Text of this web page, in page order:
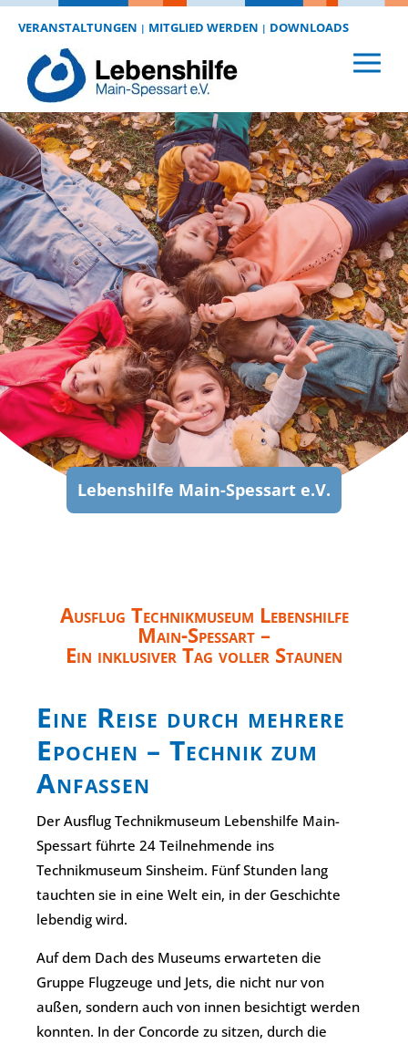
VERANSTALTUNGEN | MITGLIED WERDEN | DOWNLOADS
Lebenshilfe Main-Spessart e.V.
Ausflug Technikmuseum Lebenshilfe
Main-Spessart –
Ein inklusiver Tag voller Staunen
Eine Reise durch mehrere
Epochen – Technik zum
Anfassen
Der Ausflug Technikmuseum Lebenshilfe Main-
Spessart führte 24 Teilnehmende ins
Technikmuseum Sinsheim. Fünf Stunden lang
tauchten sie in eine Welt ein, in der Geschichte
lebendig wird.
Auf dem Dach des Museums erwarteten die
Gruppe Flugzeuge und Jets, die nicht nur von
außen, sondern auch von innen besichtigt werden
konnten. In der Concorde zu sitzen, durch die